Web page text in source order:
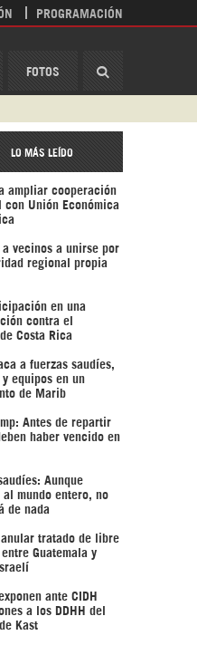
FOTOS
PROGRAMACIÓN
LO MÁS LEÍDO
ampliar cooperación
con Unión Económica
a vecinos a unirse por
regional propia
en una
contra el
Costa Rica
a fuerzas saudíes,
y equipos en un
de Marib
Antes de repartir
haber vencido en
Aunque
al mundo entero, no
de nada
anular tratado de libre
Guatemala y
ante CIDH
a los DDHH del
Kast